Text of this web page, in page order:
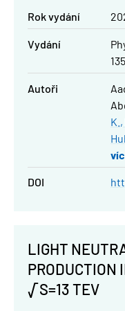
Rok vydání
Vydání
Autoři
K.
DOI
LIGHT
PRODUCTION
√S=13 TEV